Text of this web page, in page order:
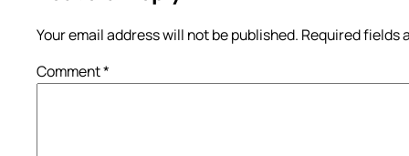
Your email address will not be published. Required fields
Comment*